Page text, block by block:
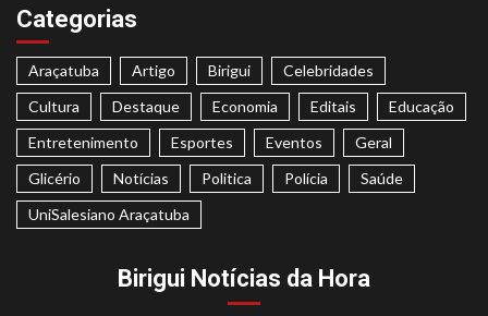
Categorias
Araçatuba Artigo Birigui
Celebridades
Cultura
Destaque Economia Editais
Educação
Entretenimento
Esportes Eventos
Geral
Glicério
Notícias Politica Polícia
Saúde
UniSalesiano Araçatuba
Birigui Notícias da Hora